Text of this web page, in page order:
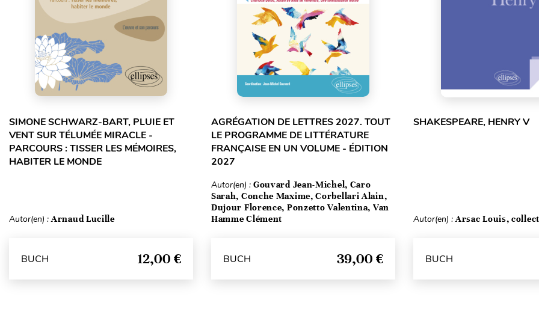
SIMONE SCHWARZ-BART, PLUIE ET
VENT SUR TÉLUMÉE MIRACLE -
PARCOURS : TISSER LES MÉMOIRES,
HABITER LE MONDE
Autor(en) :Arnaud Lucille
BUCH 12,00 €
AGRÉGATION DE LETTRES 2027. TOUT
LE PROGRAMME DE LITTÉRATURE
FRANÇAISE EN UN VOLUME - ÉDITION
2027
Autor(en) : Gouvard Jean-Michel, Caro
Sarah, Conche Maxime, Corbellari Alain,
Dujour Florence, Ponzetto Valentina, Van
Hamme Clément
BUCH 39,00 €
SHAKESPEARE, HENRY V
Autor(en) :Arsac Louis,
BUCH